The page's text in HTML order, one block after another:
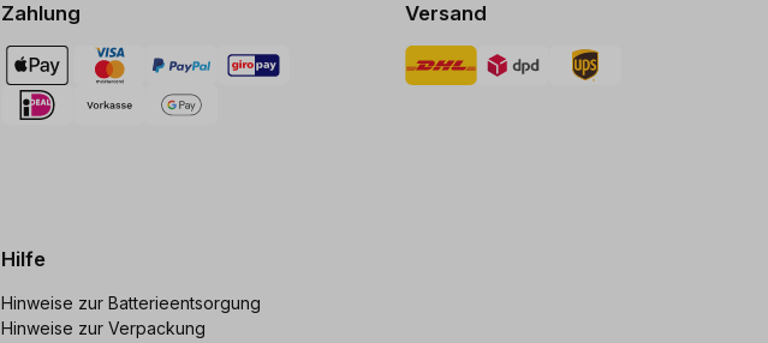
Zahlung Versand
Hilfe
Hinweise zur Batterieentsorgung
Hinweise zur Verpackung